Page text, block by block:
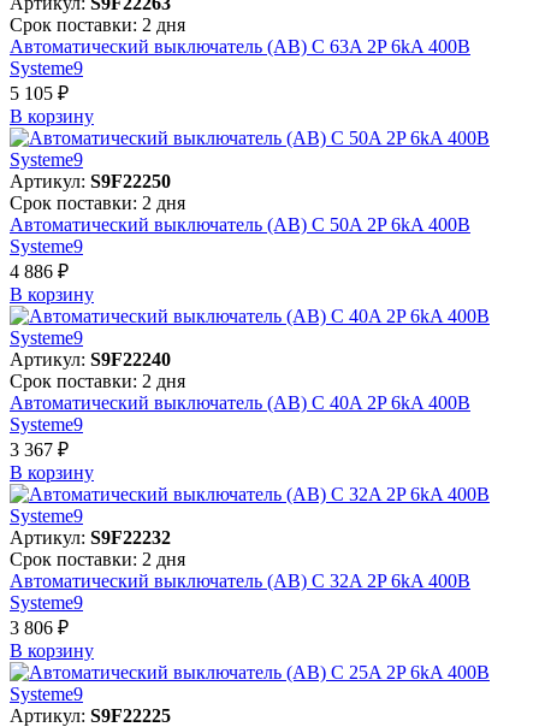
Срок поставки: 2 дня
Автоматический выключатель (АВ) C 63A 2P 6kA 400В
Systeme9
5 105 ₽
В корзинy
Артикул: S9F22250
Срок поставки: 2 дня
Автоматический выключатель (АВ) C 50A 2P 6kA 400В
Systeme9
4 886 ₽
В корзинy
Артикул: S9F22240
Срок поставки: 2 дня
Автоматический выключатель (АВ) C 40A 2P 6kA 400В
Systeme9
3 367 ₽
В корзинy
Артикул: S9F22232
Срок поставки: 2 дня
Автоматический выключатель (АВ) C 32A 2P 6kA 400В
Systeme9
3 806 ₽
В корзинy
Артикул: S9F22225